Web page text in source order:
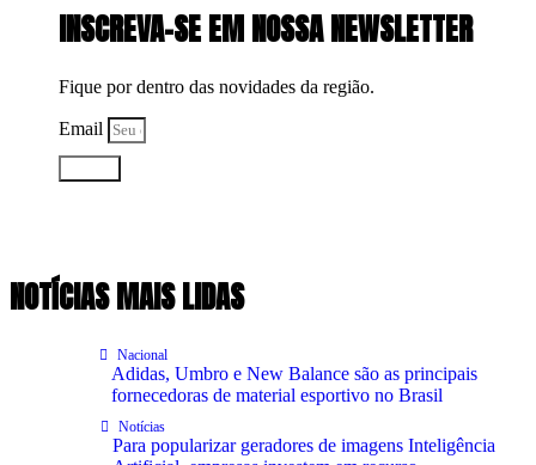
INSCREVA-SE EM NOSSA NEWSLETTER
Fique por dentro das novidades da região.
Email
NOTÍCIAS MAIS LIDAS
Nacional
Adidas, Umbro e New Balance são as principais
fornecedoras de material esportivo no Brasil
Notícias
Para popularizar geradores de imagens Inteligência